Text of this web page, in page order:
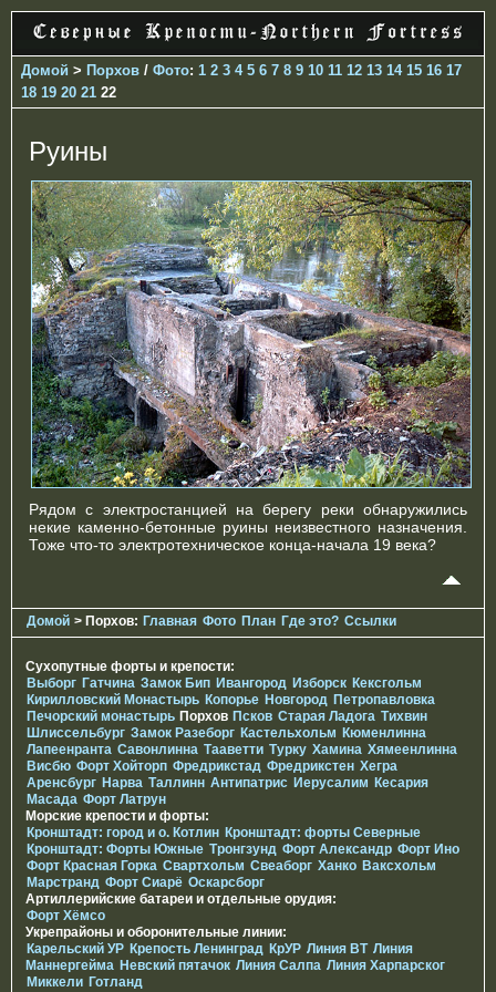
Домой > Порхов / Фото: 1 2 3 4 5 6 7 8 9 10 11 12 13 14 15 16 17
18 19 20 21 22
Руины
Рядом с электростанцией на берегу реки обнаружились
некие каменно-бетонные руины неизвестного назначения.
Тоже что-то электротехническое конца-начала 19 века?
Домой > Порхов: Главная Фото План Где это? Ссылки
Сухопутные форты и крепости:
Выборг Гатчина Замок Бип Ивангород Изборск Кексгольм
Кирилловский Монастырь Копорье Новгород Петропавловка
Печорcкий монастырь Порхов Псков Старая Ладога Тихвин
Шлиссельбург Замок Разеборг Кастельхольм Кюменлинна
Лапеенранта Савонлинна Тааветти Турку Хамина Хямеенлинна
Висбю Форт Хойторп Фредрикстад Фредрикстен Хегра
Аренсбург Нарва Таллинн Антипатрис Иерусалим Кесария
Масада Форт Латрун
Морские крепости и форты:
Кронштадт: город и о. Котлин Кронштадт: форты Северные
Кронштадт: Форты Южные Тронгзунд Форт Александр Форт Ино
Форт Красная Горка Свартхольм Свеаборг Ханко Ваксхольм
Марстранд Форт Сиарё Оскарсборг
Артиллерийские батареи и отдельные орудия:
Форт Хёмсо
Укрепрайоны и оборонительные линии:
Карельский УР Крепость Ленинград КрУР Линия ВТ Линия
Маннергейма Невский пятачок Линия Салпа Линия Харпарског
Миккели Готланд